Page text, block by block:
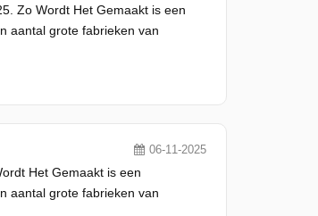
Zo Wordt Het Gemaakt is een
aantal grote fabrieken van
06-11-2025
Het Gemaakt is een
aantal grote fabrieken van